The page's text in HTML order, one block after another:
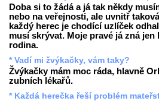
Doba si to žádá a já tak někdy
nebo na veřejnosti, ale uvnitř
každý herec je chodící uzlíček
musí skrývat. Moje pravé já zná
rodina.
* Vadí mi žvýkačky, vám taky?
Žvýkačky mám moc ráda, hlavně
zubních lékařů.
* Každá herečka řeší problém